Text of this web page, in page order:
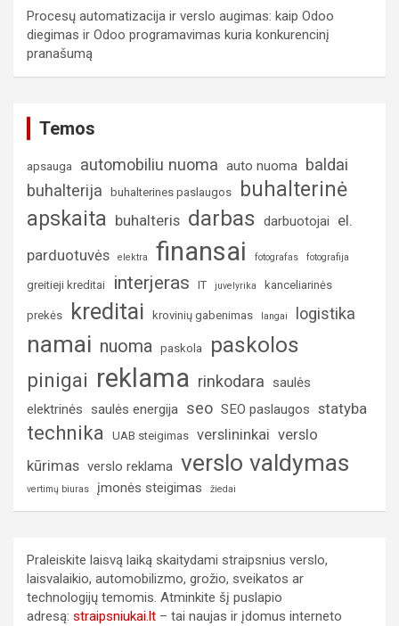
Procesų automatizacija ir verslo augimas: kaip Odoo
diegimas ir Odoo programavimas kuria konkurencinį
pranašumą
Temos
apsauga automobiliu nuoma auto nuoma
baldai
buhalterija
buhalterines paslaugos
buhalterinė
apskaita
buhalteris darbas darbuotojai el.
parduotuvės elektra finansai fotografas fotografija
greitieji kreditai interjeras IT juvelyrika kanceliarinės
prekės kreditai krovinių gabenimas langai logistika
namai nuoma paskola paskolos
pinigai reklama rinkodara
saulės
elektrinės
saulės energija seo SEO paslaugos statyba
technika UAB steigimas verslininkai verslo
kūrimas verslo reklama verslo valdymas
vertimų biuras įmonės steigimas žiedai
Praleiskite laisvą laiką skaitydami straipsnius verslo,
laisvalaikio, automobilizmo, grožio, sveikatos ar
technologijų temomis. Atminkite šį puslapio
adresą: straipsniukai.lt – tai naujas ir įdomus interneto